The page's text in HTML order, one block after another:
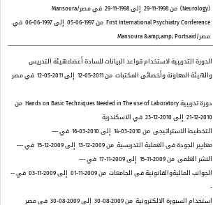
(Neurology) من 1998-11-29 إلى 1998-11-29
في مصر/Mansoura
First International Psychiatry Conference من 1997-06-05 إلى 1997-06-06
في
مصر/Mansoura &amp;amp; Portsaid
الدورة التدريبية لاستخدام قواعد البيانات للسادة أعضاءهيئة التدريس
والهيئة المعاونة وأخصائى المكتبات من 2011-05-12 إلى 2011-05-12 في مصر
دورة تدريبية Hands on Basic Techniques Needed in The use of Laboratory
من
2010-12-21
إلى 2010-12-23
في الاسكندرية
التخطيط الاستراتيجى من 2010-03-14 إلى 2010-03-16
في ---
معايير الجودة فى العملية التدريسية من 2009-12-13 إلى 2009-12-15
في ---
النشر العلمى من 2009-11-15 إلى 2009-11-17
في ---
الجوانب الماليةوالقانونية فى الجامعات من 2009-11-01 إلى 2009-11-03
في --
-
استخدام السبورة الالكترونية من 2009-08-30 إلى 2009-08-30
في مصر